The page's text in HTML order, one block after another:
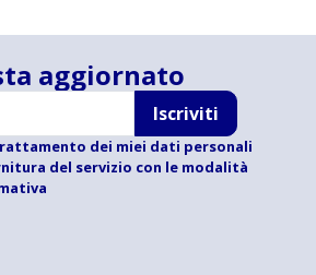
aggiornato
Iscriviti
dei miei dati personali
del servizio con le modalità